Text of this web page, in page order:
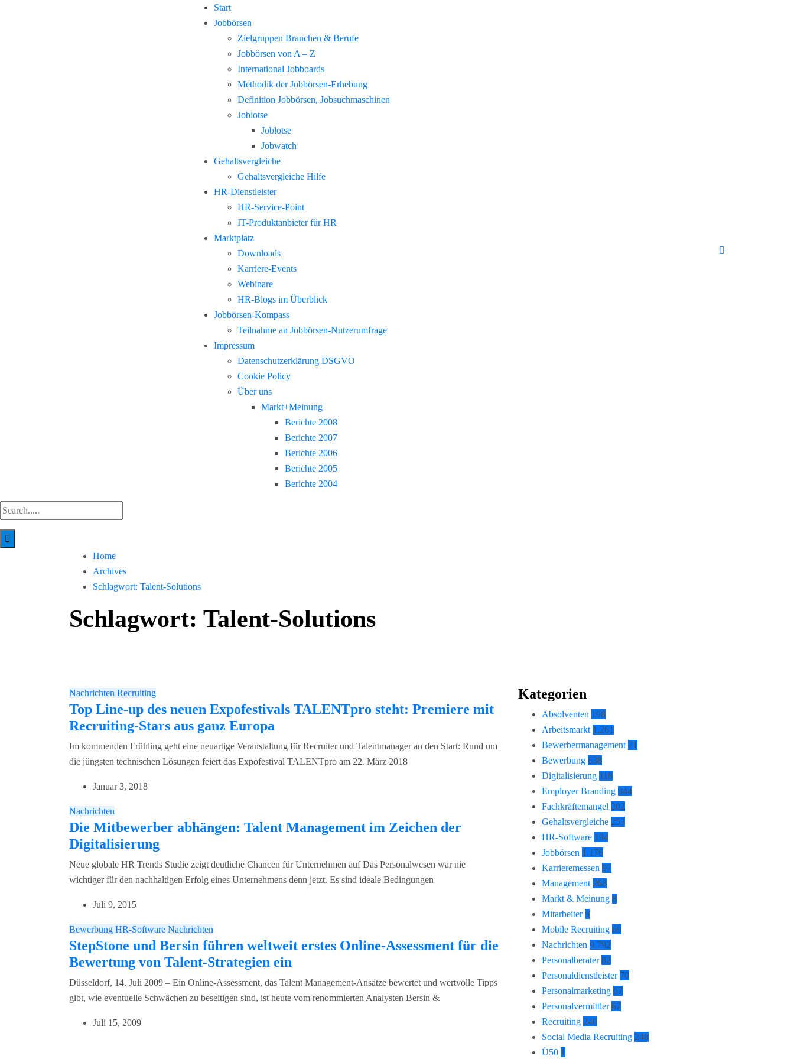
Start
Jobbörsen
Zielgruppen Branchen & Berufe
Jobbörsen von A – Z
International Jobboards
Methodik der Jobbörsen-Erhebung
Definition Jobbörsen, Jobsuchmaschinen
Joblotse
Joblotse
Jobwatch
Gehaltsvergleiche
Gehaltsvergleiche Hilfe
HR-Dienstleister
HR-Service-Point
IT-Produktanbieter für HR
Marktplatz
Downloads
Karriere-Events
Webinare
HR-Blogs im Überblick
Jobbörsen-Kompass
Teilnahme an Jobbörsen-Nutzerumfrage
Impressum
Datenschutzerklärung DSGVO
Cookie Policy
Über uns
Markt+Meinung
Berichte 2008
Berichte 2007
Berichte 2006
Berichte 2005
Berichte 2004
Home
Archives
Schlagwort: Talent-Solutions
Schlagwort: Talent-Solutions
Nachrichten Recruiting
Top Line-up des neuen Expofestivals TALENTpro steht: Premiere mit
Recruiting-Stars aus ganz Europa
Im kommenden Frühling geht eine neuartige Veranstaltung für Recruiter und Talentmanager an den Start: Rund um
die jüngsten technischen Lösungen feiert das Expofestival TALENTpro am 22. März 2018
Januar 3, 2018
Nachrichten
Die Mitbewerber abhängen: Talent Management im Zeichen der
Digitalisierung
Neue globale HR Trends Studie zeigt deutliche Chancen für Unternehmen auf Das Personalwesen war nie
wichtiger für den nachhaltigen Erfolg eines Unternehmens denn jetzt. Es sind ideale Bedingungen
Juli 9, 2015
Bewerbung HR-Software Nachrichten
StepStone und Bersin führen weltweit erstes Online-Assessment für die
Bewertung von Talent-Strategien ein
Düsseldorf, 14. Juli 2009 – Ein Online-Assessment, das Talent Management-Ansätze bewertet und wertvolle Tipps
gibt, wie eventuelle Schwächen zu beseitigen sind, ist heute vom renommierten Analysten Bersin &
Juli 15, 2009
Kategorien
Absolventen 198
Arbeitsmarkt 1.261
Bewerbermanagement 71
Bewerbung 638
Digitalisierung 118
Employer Branding 344
Fachkräftemangel 202
Gehaltsvergleiche 253
HR-Software 194
Jobbörsen 1.176
Karrieremessen 97
Management 268
Markt & Meinung 8
Mitarbeiter 5
Mobile Recruiting 69
Nachrichten 9.792
Personalberater 82
Personaldienstleister 70
Personalmarketing 67
Personalvermittler 67
Recruiting 240
Social Media Recruiting 248
Ü50 1